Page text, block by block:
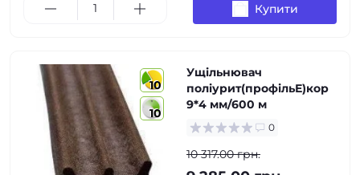
Купити
10
10
Ущільнювач
поліурит(профільЕ)кор
9*4 мм/600 м
0
10 317.00 грн.